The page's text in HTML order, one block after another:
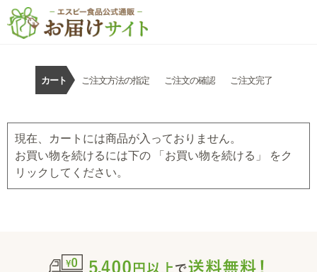
カート ご注文方法の指定 ご注文の確認 ご注文完了
現在、カートには商品が入っておりません。
お買い物を続けるには下の 「お買い物を続ける」 をク
リックしてください。